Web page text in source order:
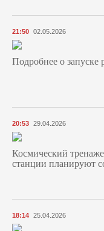
21:50 02.05.2026
Подробнее о запуске
20:53 29.04.2026
Космический
станции планируют
18:14 25.04.2026